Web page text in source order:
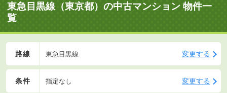
東急目黒線（東京都）の中古マンション 物件一
覧
路線 東急目黒線 変更する
条件 指定なし 変更する